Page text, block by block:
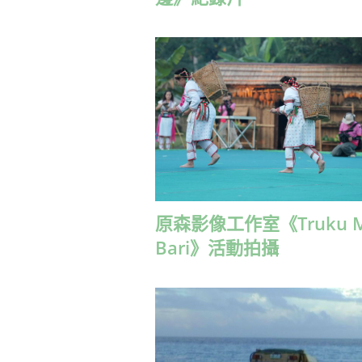
原森影像工作室《Truku
Bari》活動拍攝